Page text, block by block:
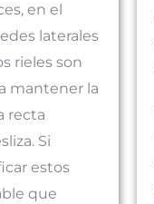
en el
laterales
rieles son
mantener la
recta
Si
estos
que